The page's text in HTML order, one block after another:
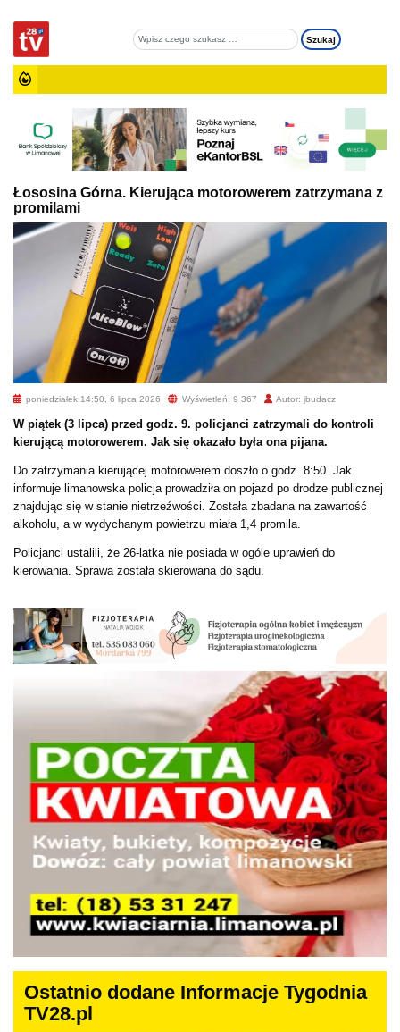
Łososina Górna. Kierująca motorowerem zatrzymana z
promilami
poniedziałek 14:50, 6 lipca 2026 Wyświetleń: 9 367 Autor: jbudacz
W piątek (3 lipca) przed godz. 9. policjanci zatrzymali do kontroli
kierującą motorowerem. Jak się okazało była ona pijana.
Do zatrzymania kierującej motorowerem doszło o godz. 8:50. Jak
informuje limanowska policja prowadziła on pojazd po drodze publicznej
znajdując się w stanie nietrzeźwości. Została zbadana na zawartość
alkoholu, a w wydychanym powietrzu miała 1,4 promila.
Policjanci ustalili, że 26-latka nie posiada w ogóle uprawień do
kierowania. Sprawa została skierowana do sądu.
Ostatnio dodane Informacje Tygodnia
TV28.pl